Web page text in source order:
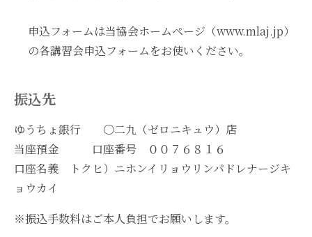
申込フォームは当協会ホームページ（www.mlaj.jp）
の各講習会申込フォームをお使いください。
振込先
ゆうちょ銀行 〇二九（ゼロニキュウ）店
当座預金 口座番号 ００７６８１６
口座名義 トクヒ）ニホンイリョウリンパドレナージキ
ョウカイ
※振込手数料はご本人負担でお願いします。